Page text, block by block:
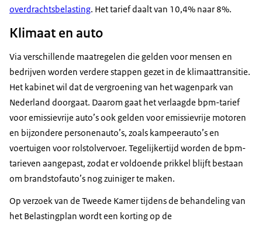
overdrachtsbelasting. Het tarief daalt van 10,4% naar 8%.
Klimaat en auto
Via verschillende maatregelen die gelden voor mensen en
bedrijven worden verdere stappen gezet in de klimaattransitie.
Het kabinet wil dat de vergroening van het wagenpark van
Nederland doorgaat. Daarom gaat het verlaagde bpm-tarief
voor emissievrije auto’s ook gelden voor emissievrije motoren
en bijzondere personenauto’s, zoals kampeerauto’s en
voertuigen voor rolstolvervoer. Tegelijkertijd worden de bpm-
tarieven aangepast, zodat er voldoende prikkel blijft bestaan
om brandstofauto’s nog zuiniger te maken.
Op verzoek van de Tweede Kamer tijdens de behandeling van
het Belastingplan wordt een korting op de